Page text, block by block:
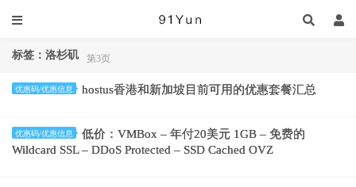
标签：洛杉矶 第3页
优惠码/优惠信息 hostus香港和新加坡目前可用的优惠套餐汇总
优惠码/优惠信息
低价：VMBox – 年付20美元 1GB – 免费的
Wildcard SSL – DDoS Protected – SSD Cached OVZ